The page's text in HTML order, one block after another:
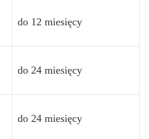
do 12 miesięcy
do 24 miesięcy
do 24 miesięcy